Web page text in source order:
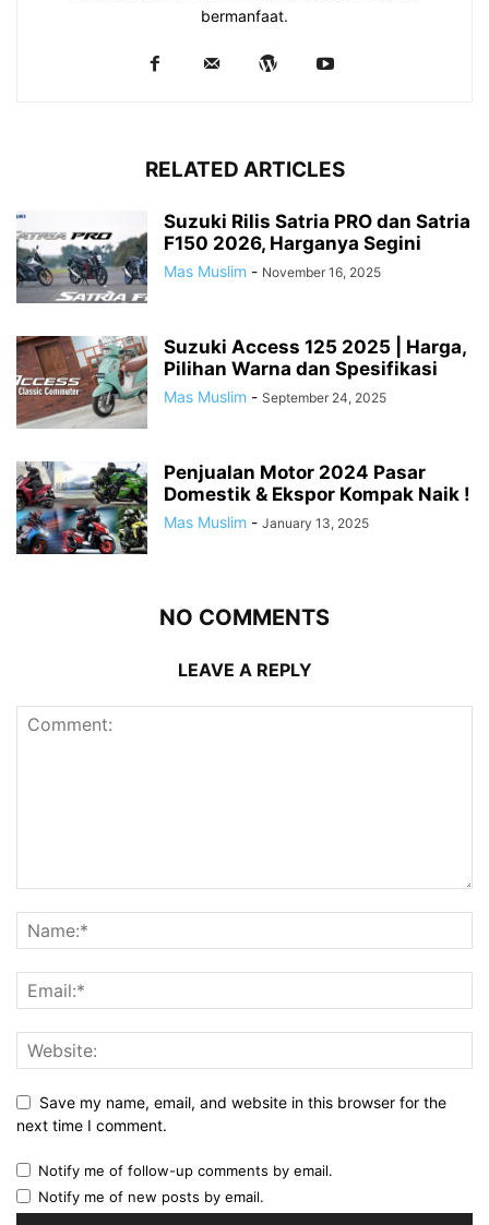
bermanfaat.
RELATED ARTICLES
Suzuki Rilis Satria PRO dan Satria
F150 2026, Harganya Segini
Mas Muslim - November 16, 2025
Suzuki Access 125 2025 | Harga,
Pilihan Warna dan Spesifikasi
Mas Muslim - September 24, 2025
Penjualan Motor 2024 Pasar
Domestik & Ekspor Kompak Naik !
Mas Muslim - January 13, 2025
NO COMMENTS
LEAVE A REPLY
Save my name, email, and website in this browser for the
next time I comment.
Notify me of follow-up comments by email.
Notify me of new posts by email.